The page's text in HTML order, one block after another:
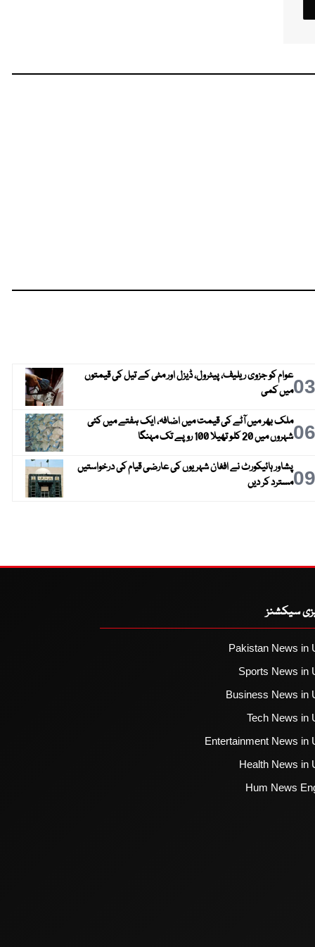
03عوام کو جزوی ریلیف، پیٹرول، ڈیزل اور مٹی کے تیل کی قیمتوں
میں کمی
06ملک بھر میں آٹے کی قیمت میں اضافہ، ایک ہفتے میں کئی
شہروں میں 20 کلو تھیلا 100 روپے تک مہنگا
09پشاور ہائیکورٹ نے افغان شہریوں کی عارضی قیام کی درخواستیں
مسترد کر دیں
سیکشنز
Pakistan News in
Sports News in
Business News in
Tech News in
Entertainment News in
Health News in
Hum News